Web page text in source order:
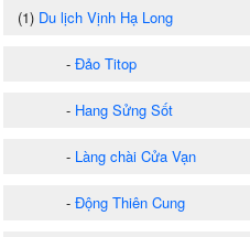
(1) Du lịch Vịnh Hạ Long
- Đảo Titop
- Hang Sửng Sốt
- Làng chài Cửa Vạn
- Động Thiên Cung